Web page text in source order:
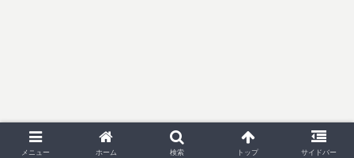
メニュー ホーム 検索 トップ サイドバー